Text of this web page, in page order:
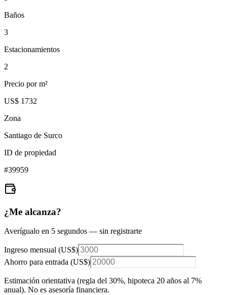
Baños
3
Estacionamientos
2
Precio por m²
US$ 1732
Zona
Santiago de Surco
ID de propiedad
#39959
¿Me alcanza?
Averígualo en 5 segundos — sin registrarte
Ingreso mensual (US$)
Ahorro para entrada (US$)
Estimación orientativa (regla del 30%, hipoteca 20 años al 7%
anual). No es asesoría financiera.